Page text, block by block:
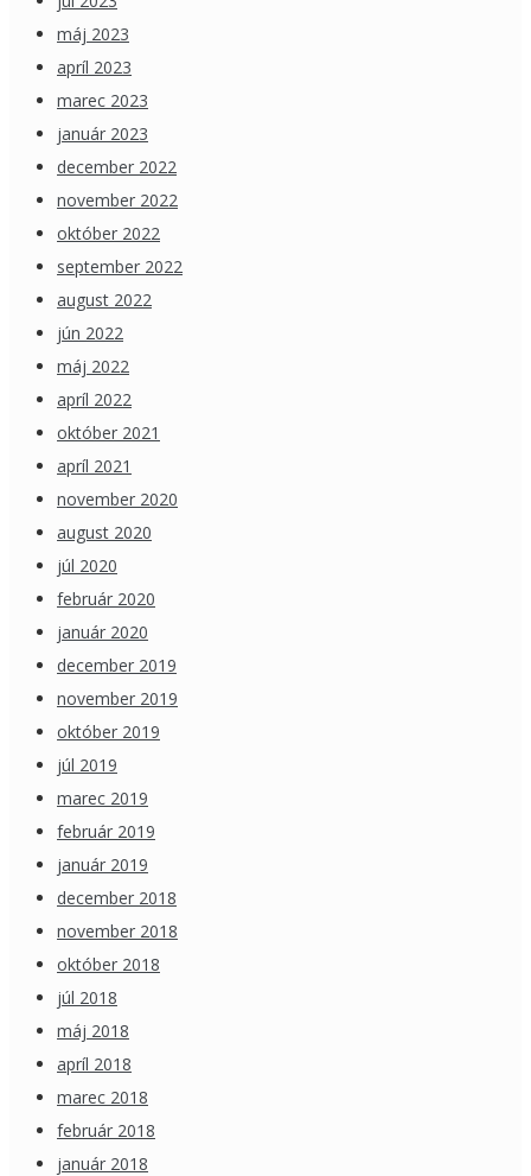
máj 2023
apríl 2023
marec 2023
január 2023
december 2022
november 2022
október 2022
september 2022
august 2022
jún 2022
máj 2022
apríl 2022
október 2021
apríl 2021
november 2020
august 2020
júl 2020
február 2020
január 2020
december 2019
november 2019
október 2019
júl 2019
marec 2019
február 2019
január 2019
december 2018
november 2018
október 2018
júl 2018
máj 2018
apríl 2018
marec 2018
február 2018
január 2018